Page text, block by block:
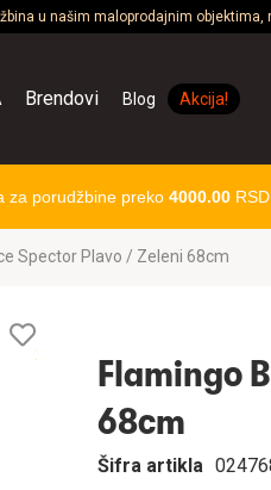
u našim maloprodajnim
Brendovi Blog Akcija!
za porudžbine preko 4000.00RSD.
Spector Plavo / Zeleni 68cm
želja
Flamingo
68cm
Šifra artikla